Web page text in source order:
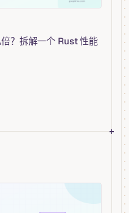
？拆解一个 Rust 性能